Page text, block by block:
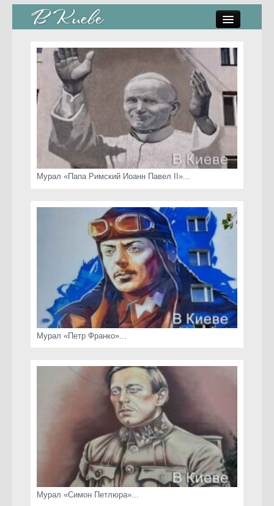
стрит-арт
коты Киева
скамейки
часы Киева
Мурал «Папа Римский Иоанн Павел II»...
Мурал «Петр Франко»...
Мурал «Симон Петлюра»...